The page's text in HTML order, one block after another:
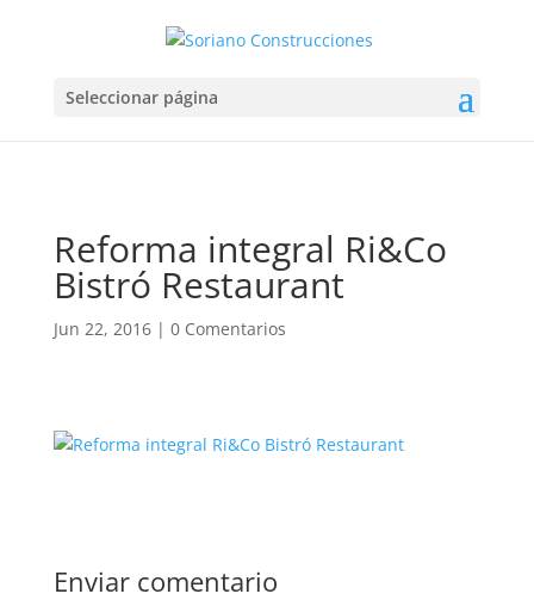
Seleccionar página
Reforma integral Ri&Co
Bistró Restaurant
Jun 22, 2016| 0 Comentarios
Enviar comentario